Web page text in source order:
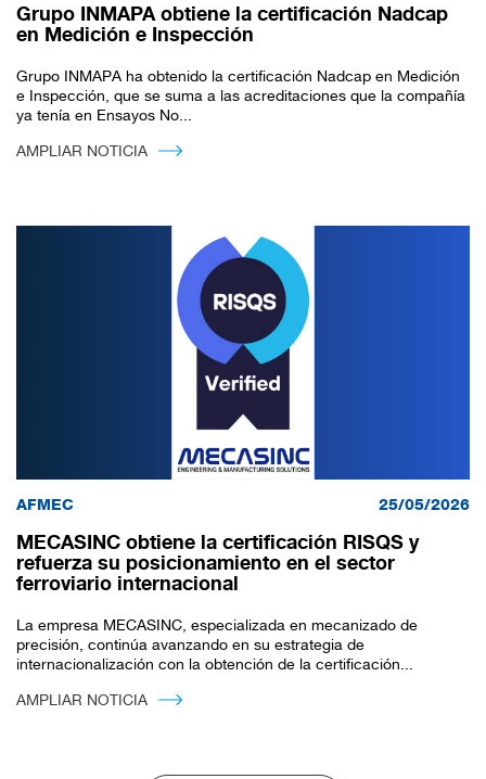
Grupo INMAPA obtiene la certificación Nadcap
en Medición e Inspección
Grupo INMAPA ha obtenido la certificación Nadcap en Medición
e Inspección, que se suma a las acreditaciones que la compañía
ya tenía en Ensayos No...
AMPLIAR NOTICIA
AFMEC 25/05/2026
MECASINC obtiene la certificación RISQS y
refuerza su posicionamiento en el sector
ferroviario internacional
La empresa MECASINC, especializada en mecanizado de
precisión, continúa avanzando en su estrategia de
internacionalización con la obtención de la certificación...
AMPLIAR NOTICIA